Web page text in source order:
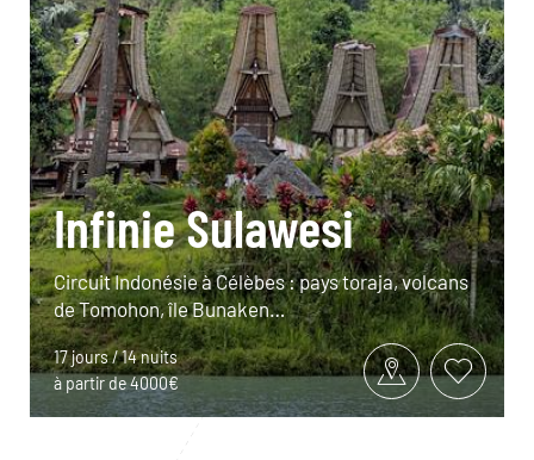
Infinie Sulawesi
Circuit Indonésie à Célèbes : pays toraja, volcans
de Tomohon, île Bunaken…
17 jours / 14 nuits
à partir de 4000€